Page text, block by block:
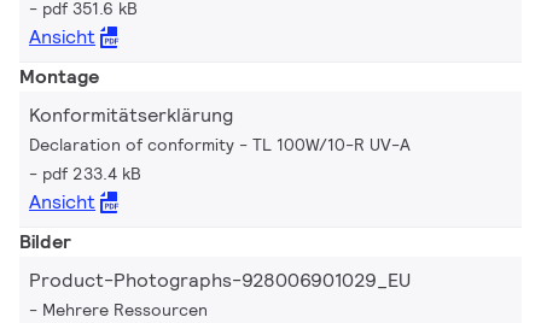
pdf 351.6 kB
Ansicht
Montage
Konformitätserklärung
Declaration of conformity - TL 100W/10-R UV-A
pdf 233.4 kB
Ansicht
Bilder
Product-Photographs-928006901029_EU
Mehrere Ressourcen